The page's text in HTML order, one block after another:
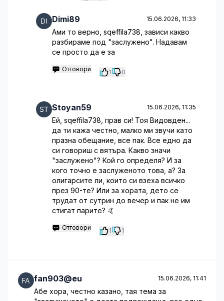
Dimi89 15.06.2026, 11:33
Ами то верно, sqeffila738, зависи какво
разбираме под "заслужено". Надавам
се просто да е за
Отговори 1 0
Stoyan59 15.06.2026, 11:35
Ей, sqeffila738, прав си! Тоя Видовден...
да ти кажа честно, малко ми звучи като
празна обещание, все пак. Все едно да
си говориш с вятъра. Какво значи
"заслужено"? Кой го определя? И за
кого точно е заслуженото това, а? За
олигарсите ли, които си взеха всичко
през 90-те? Или за хората, дето се
трудат от сутрин до вечер и пак не им
стигат парите? 🤙
Отговори 1 1
fan903@eu 15.06.2026, 11:41
Абе хора, честно казано, тая тема за